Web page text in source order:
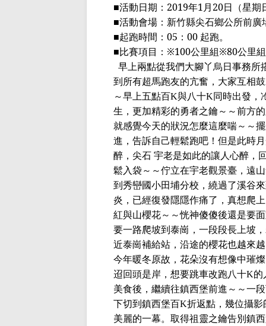
■活動日期： 2019年1月20日（星期
■活動會場：新竹縣尖石鄉公所前廣
■起跑時間： 05 ： 00 起跑。
■比賽項目： ※100公里組※80公里組
早上兩點從我們大腳丫烏日事務
到所有超馬跑友的亢奮，大家互相
～早上五點百K與八十K同時出發，
生，更加精彩的勇者之鑰～～前方
就感覺今天的狀況怎麼這麼喘～～
進，告訴自己輕鬆跑吧！但是此時
醉，尖石宇老是如此的讓人心醉，
鬆入袋～～佇立在宇老觀景臺，遠
到秀巒國小田埔分校，繞過了溪谷
炎，已經復發隱隱作痛了，真想爬
紅與山櫻花～～恍神傻傻後還是要
要一路爬坡到泰崗，一段段長上坡
近泰崗補給站，沿途的櫻花也越來
今年暖冬原故，花朵沒有想像中璀
迢回頭是岸，想要跳車改跑八十K的
美食後，繼續往鎮西堡前進～～一
下切到鎮西堡百K折返點，幾位攝
美麗的一幕。取得祖靈之鑰告別鎮